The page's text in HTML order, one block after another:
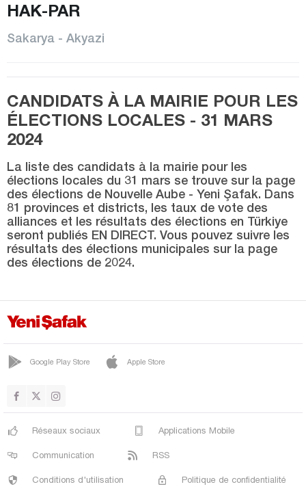
HENDEK
KARAPÜRÇEK
KAYNARCA
KOCAALİ
PAMUKOVA
SERDİVAN
SÖĞÜTLÜ
TARAKLI
Samsun
Şanlıurfa
Sinop
Şırnak
Sivas
Tekirdağ
Tokat
Trabzon
Tunceli
Uşak
HAK-PAR
Sakarya - Akyazi
CANDIDATS À LA MAIRIE POUR LES
ÉLECTIONS LOCALES - 31 MARS
2024
La liste des candidats à la mairie pour les
élections locales du 31 mars se trouve sur la page
des élections de Nouvelle Aube - Yeni Şafak. Dans
81 provinces et districts, les taux de vote des
alliances et les résultats des élections en Türkiye
seront publiés EN DIRECT. Vous pouvez suivre les
résultats des élections municipales sur la page
des élections de 2024.
Google Play Store Apple Store
Réseaux sociaux Applications Mobile
Communication RSS
Conditions d'utilisation Politique de confidentialité